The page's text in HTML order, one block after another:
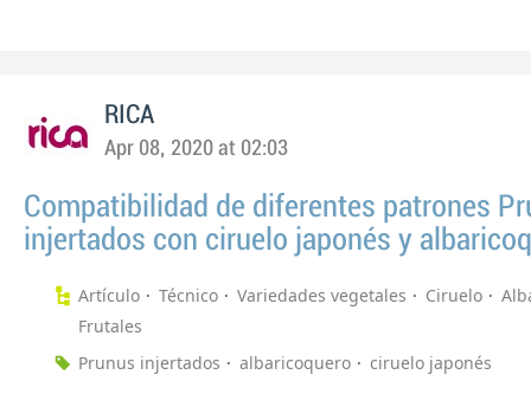
RICA
Apr 08, 2020 at 02:03
Compatibilidad de diferentes patrones
injertados con ciruelo japonés y
Artículo Técnico Variedades vegetales Ciruelo
Frutales
Prunus injertados
albaricoquero ciruelo japonés